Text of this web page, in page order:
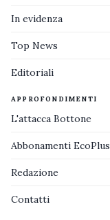
In evidenza
Top News
Editoriali
APPROFONDIMENTI
L'attacca Bottone
Abbonamenti EcoPlus
Redazione
Contatti